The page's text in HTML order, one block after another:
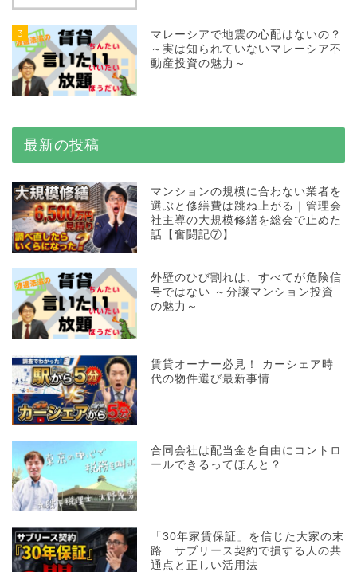
3
マレーシアで地震の心配はないの？
～実は知られていないマレーシア不
動産投資の魅力～
最新の投稿
マンションの規模に合わない業者を
選ぶと修繕費は跳ね上がる｜管理会
社主導の大規模修繕を総会で止めた
話【奮闘記⑦】
外壁のひび割れは、すべてが危険信
号ではない ～分譲マンション投資
の魅力～
賃貸オーナー必見！ カーシェア時
代の物件選び最新事情
合同会社は配当金を自由にコントロ
ールできるってほんと？
「30年家賃保証」を信じた大家の末
路…サブリース契約で損する人の共
通点と正しい活用法